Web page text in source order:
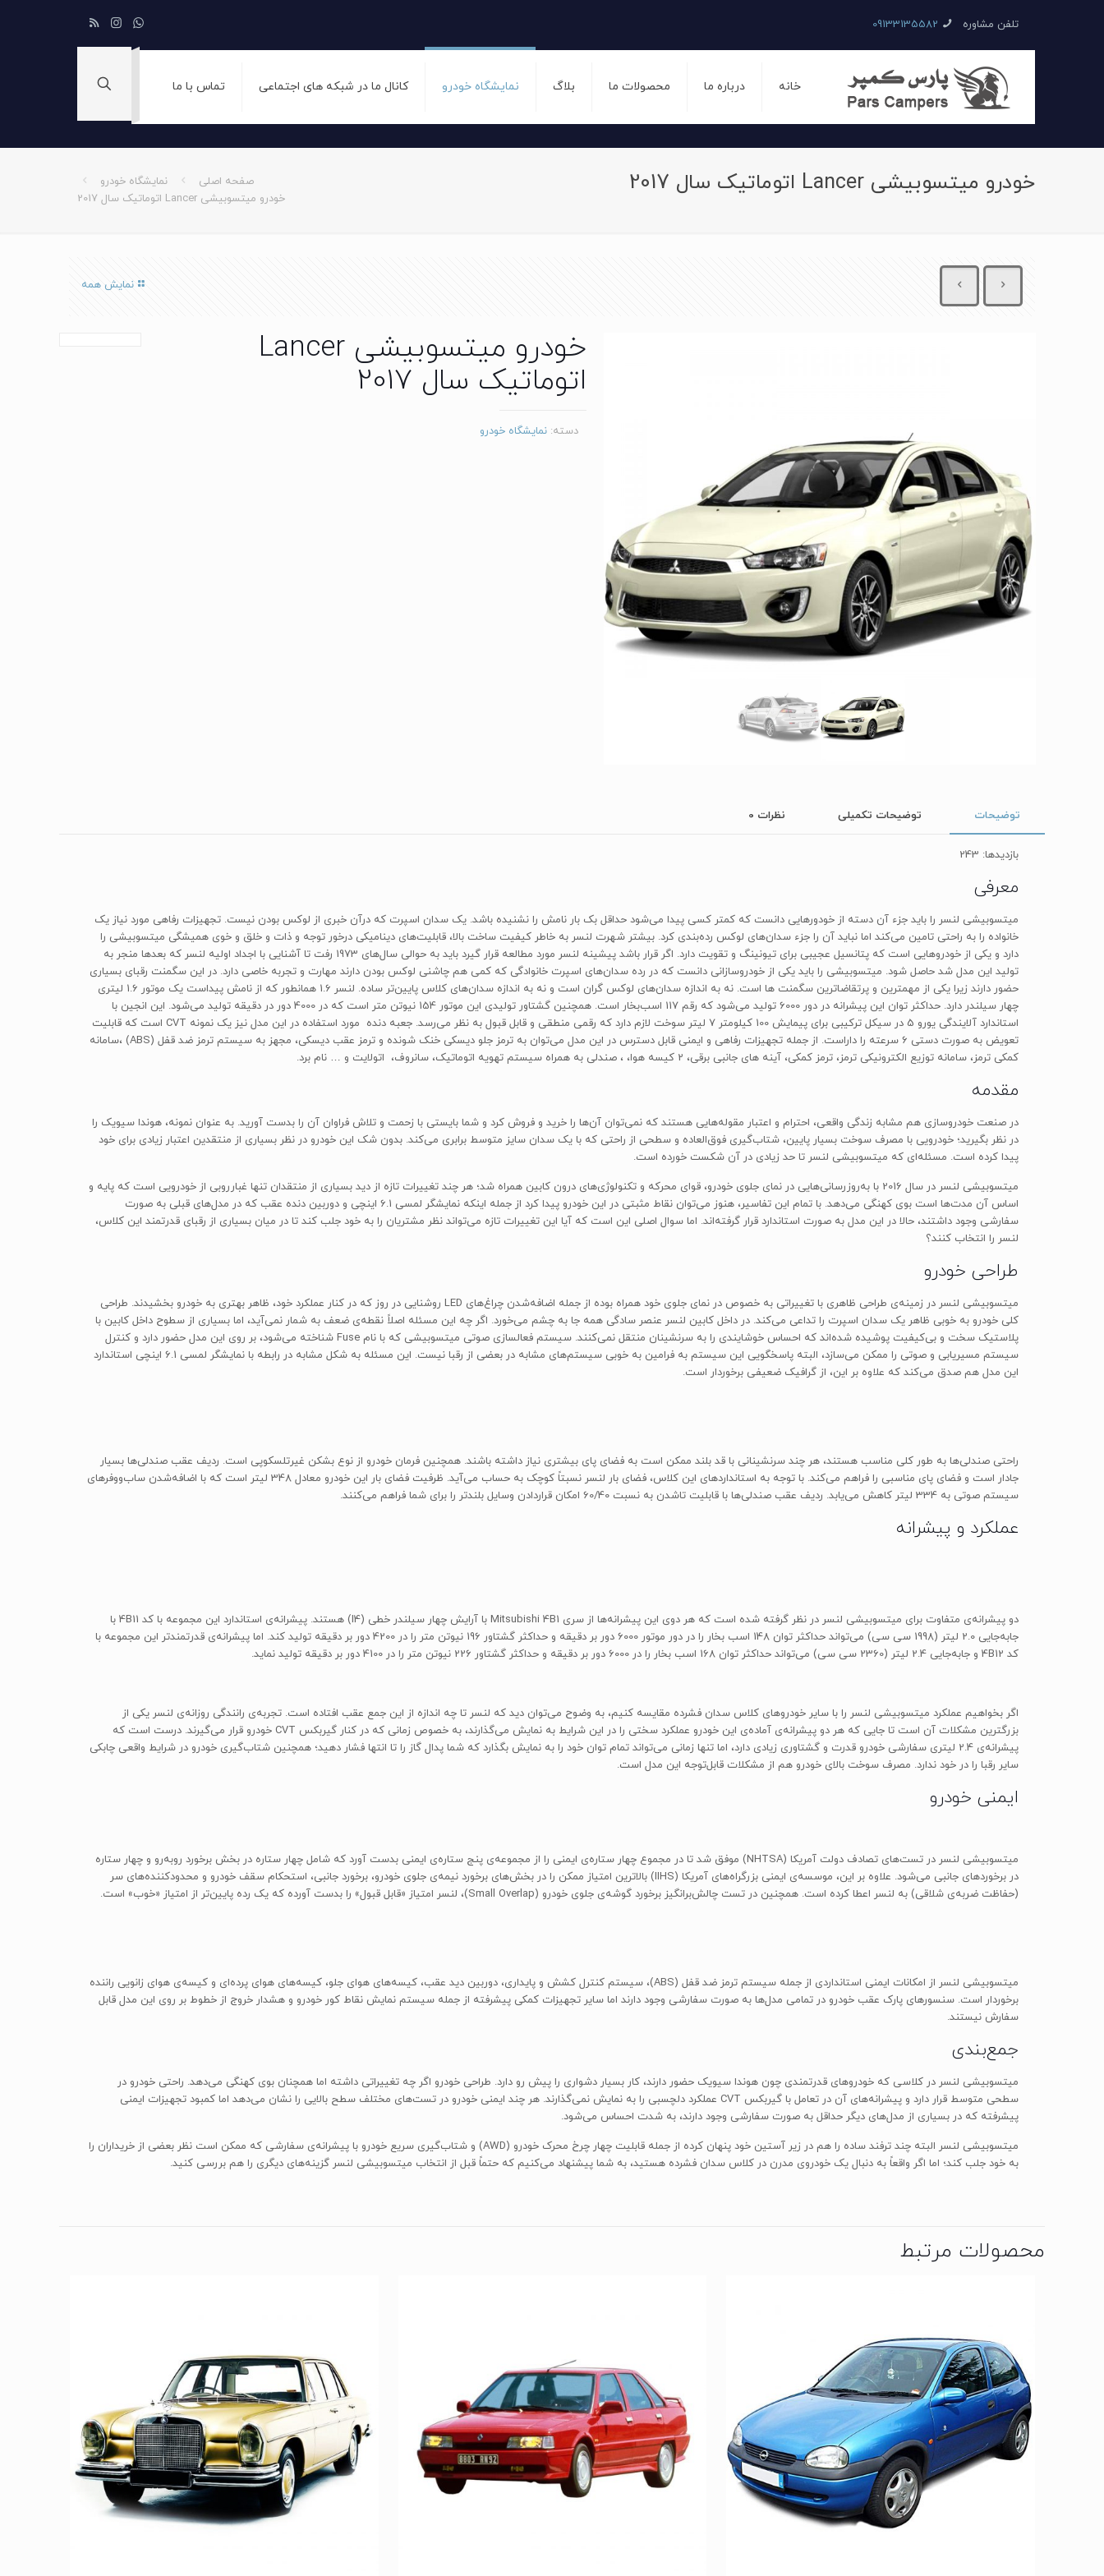
تلفن مشاوره 09133135582
خانه درباره ما محصولات ما بلاگ نمایشگاه خودرو کانال ما در شبکه های اجتماعی تماس با ما
خودرو میتسوبیشی Lancer اتوماتیک سال 2017 صفحه اصلی
نمایشگاه خودرو
خودرو میتسوبیشی Lancer اتوماتیک سال 2017
نمایش همه
خودرو میتسوبیشی Lancer
اتوماتیک سال 2017
دسته:نمایشگاه خودرو
توضیحات توضیحات تکمیلی نظرات 0
بازدیدها: 243
معرفی
میتسوبیشی لنسر را باید جزء آن دسته از خودورهایی دانست که کمتر کسی پیدا می‌شود حداقل بک بار نامش را نشنیده باشد. یک سدان اسپرت که درآن خبری از لوکس بودن نیست. تجهیزات رفاهی مورد نیاز یک
خانواده را به راحتی تامین می‌کند اما نباید آن را جزء سدان‌های لوکس رده‌بندی کرد. بیشتر شهرت لنسر به خاطر کیفیت ساخت بالا، قابلیت‌های دینامیکی درخور توجه و ذات و خلق و خوی همیشگی میتسوبیشی را
دارد و یکی از خودروهایی است که پتانسیل عجیبی برای تیونینگ و تقویت دارد. اگر قرار باشد پیشینه لنسر مورد مطالعه قرار گیرد باید به حوالی سال‌های 1973 رفت تا آشنایی با اجداد اولیه لنسر که بعدها منجر به
تولید این مدل شد حاصل شود. میتسوبیشی را باید یکی از خودروسازانی دانست که در رده سدان‌های اسپرت خانوادگی که کمی هم چاشنی لوکس بودن دارند مهارت و تجربه خاصی دارد. در این سگمنت رقبای بسیاری
حضور دارند زیرا یکی از مهمترین و پرتقاضاترین سگمنت ها است. نه به اندازه سدان‌های لوکس گران است و نه به اندازه سدان‌های کلاس پایین‌تر ساده. لنسر 1.6 همانطور که از نامش پیداست یک موتور 1.6 لیتری
چهار سیلندر دارد. حداکثر توان این پیشرانه در دور 6000 تولید می‌شود که رقم 117 اسب‌بخار است. همچنین گشتاور تولیدی این موتور 154 نیوتن متر است که در 4000 دور در دقیقه تولید می‌شود. این انجین با
استاندارد آلایندگی یورو 5 در سیکل ترکیبی برای پیمایش 100 کیلومتر 7 لیتر سوخت لازم دارد که رقمی منطقی و قابل قبول به نظر می‌رسد. جعبه دنده مورد استفاده در این مدل نیز یک نمونه CVT است که قابلیت
تعویض به صورت دستی 6 سرعته را داراست. از جمله تجهیزات رفاهی و ایمنی قابل دسترس در این مدل می‌توان به ترمز جلو دیسکی خنک شونده و ترمز عقب دیسکی، مجهز به سیستم ترمز ضد قفل (ABS) ،سامانه
کمکی ترمز، سامانه توزیع الکترونیکی ترمز، ترمز کمکی، آینه‌ های جانبی برقی، 2 کیسه هوا، ، صندلی به همراه سیستم تهویه اتوماتیک، سانروف، اتولایت و … نام برد.
مقدمه
در صنعت خودروسازی هم مشابه زندگی واقعی، احترام و اعتبار مقوله‌هایی هستند که نمی‌توان آن‌ها را خرید و فروش کرد و شما بایستی با زحمت و تلاش فراوان آن را بدست آورید. به عنوان نمونه، هوندا سیویک را
در نظر بگیرید؛ خودرویی با مصرف سوخت بسیار پایین، شتاب‌گیری فوق‌العاده و سطحی از راحتی که با یک سدان سایز متوسط برابری می‌کند. بدون شک این خودرو در نظر بسیاری از منتقدین اعتبار زیادی برای خود
پیدا کرده است. مسئله‌ای که میتسوبیشی لنسر تا حد زیادی در آن شکست خورده است.
میتسوبیشی لنسر در سال 2016 با به‌روزرسانی‌هایی در نمای جلوی خودرو، قوای محرکه و تکنولوژی‌های درون کابین همراه شد؛ هر چند تغییرات تازه از دید بسیاری از منتقدان تنها غبارروبی از خودرویی است که پایه و
اساس آن مدت‌ها است بوی کهنگی می‌دهد. با تمام این تفاسیر، هنوز می‌توان نقاط مثبتی در این خودرو پیدا کرد از جمله اینکه نمایشگر لمسی 6.1 اینچی و دوربین دنده عقب که در مدل‌های قبلی به صورت
سفارشی وجود داشتند، حالا در این مدل به صورت استاندارد قرار گرفته‌اند. اما سوال اصلی این است که آیا این تغییرات تازه می‌تواند نظر مشتریان را به خود جلب کند تا در میان بسیاری از رقبای قدرتمند این کلاس،
لنسر را انتخاب کنند؟
طراحی خودرو
میتسوبیشی لنسر در زمینه‌ی طراحی ظاهری با تغییراتی به خصوص در نمای جلوی خود همراه بوده از جمله اضافه‌شدن چراغ‌های LED روشنایی در روز که در کنار عملکرد خود، ظاهر بهتری به خودرو بخشیدند. طراحی
کلی خودرو به خوبی ظاهر یک سدان اسپرت را تداعی می‌کند. در داخل کابین لنسر عنصر سادگی همه جا به چشم می‌خورد. اگر چه این مسئله اصلاً نقطه‌ی ضعف به شمار نمی‌آید، اما بسیاری از سطوح داخل کابین با
پلاستیک سخت و بی‌کیفیت پوشیده شده‌اند که احساس خوشایندی را به سرنشینان منتقل نمی‌کنند. سیستم فعالسازی صوتی میتسوبیشی که با نام Fuse شناخته می‌شود، بر روی این مدل حضور دارد و کنترل
سیستم مسیریابی و صوتی را ممکن می‌سازد، البته پاسخگویی این سیستم به فرامین به خوبی سیستم‌های مشابه در بعضی از رقبا نیست. این مسئله به شکل مشابه در رابطه با نمایشگر لمسی 6.1 اینچی استاندارد
این مدل هم صدق می‌کند که علاوه بر این، از گرافیک ضعیفی برخوردار است.
راحتی صندلی‌ها به طور کلی مناسب هستند، هر چند سرنشینانی با قد بلند ممکن است به فضای پای بیشتری نیاز داشته باشند. همچنین فرمان خودرو از نوع بشکن غیرتلسکوپی است. ردیف عقب صندلی‌ها بسیار
جادار است و فضای پای مناسبی را فراهم می‌کند. با توجه به استانداردهای این کلاس، فضای بار لنسر نسبتاً کوچک به حساب می‌آید. ظرفیت فضای بار این خودرو معادل 348 لیتر است که با اضافه‌شدن ساب‌ووفرهای
سیستم صوتی به 334 لیتر کاهش می‌یابد. ردیف عقب صندلی‌ها با قابلیت تاشدن به نسبت 60/40 امکان قراردادن وسایل بلندتر را برای شما فراهم می‌کنند.
عملکرد و پیشرانه
دو پیشرانه‌ی متفاوت برای میتسوبیشی لنسر در نظر گرفته شده است که هر دوی این پیشرانه‌ها از سری Mitsubishi 4B1 با آرایش چهار سیلندر خطی (I4) هستند. پیشرانه‌ی استاندارد این مجموعه با کد 4B11 با
جابه‌جایی 2.0 لیتر (1998 سی سی) می‌تواند حداکثر توان 148 اسب بخار را در دور موتور 6000 دور بر دقیقه و حداکثر گشتاور 196 نیوتن متر را در 4200 دور بر دقیقه تولید کند. اما پیشرانه‌ی قدرتمندتر این مجموعه با
کد 4B12 و جابه‌جایی 2.4 لیتر (2360 سی سی) می‌تواند حداکثر توان 168 اسب بخار را در 6000 دور بر دقیقه و حداکثر گشتاور 226 نیوتن متر را در 4100 دور بر دقیقه تولید نماید.
اگر بخواهیم عملکرد میتسوبیشی لنسر را با سایر خودروهای کلاس سدان فشرده مقایسه کنیم، به وضوح می‌توان دید که لنسر تا چه اندازه از این جمع عقب افتاده است. تجربه‌ی رانندگی روزانه‌ی لنسر یکی از
بزرگترین مشکلات آن است تا جایی که هر دو پیشرانه‌ی آماده‌ی این خودرو عملکرد سختی را در این شرایط به نمایش می‌گذارند، به خصوص زمانی که در کنار گیربکس CVT خودرو قرار می‌گیرند. درست است که
پیشرانه‌ی 2.4 لیتری سفارشی خودرو قدرت و گشتاوری زیادی دارد، اما تنها زمانی می‌تواند تمام توان خود را به نمایش بگذارد که شما پدال گاز را تا انتها فشار دهید؛ همچنین شتاب‌گیری خودرو در شرایط واقعی چابکی
سایر رقبا را در خود ندارد. مصرف سوخت بالای خودرو هم از مشکلات قابل‌توجه این مدل است.
ایمنی خودرو
میتسوبیشی لنسر در تست‌های تصادف دولت آمریکا (NHTSA) موفق شد تا در مجموع چهار ستاره‌ی ایمنی را از مجموعه‌ی پنج ستاره‌ی ایمنی بدست آورد که شامل چهار ستاره در بخش برخورد روبه‌رو و چهار ستاره
در برخوردهای جانبی می‌شود. علاوه بر این، موسسه‌ی ایمنی بزرگراه‌های آمریکا (IIHS) بالاترین امتیاز ممکن را در بخش‌های برخورد نیمه‌ی جلوی خودرو، برخورد جانبی، استحکام سقف خودرو و محدودکننده‌های سر
(حفاظت ضربه‌ی شلاقی) به لنسر اعطا کرده است. همچنین در تست چالش‌برانگیز برخورد گوشه‌ی جلوی خودرو (Small Overlap)، لنسر امتیاز «قابل قبول» را بدست آورده که یک رده پایین‌تر از امتیاز «خوب» است.
میتسوبیشی لنسر از امکانات ایمنی استانداردی از جمله سیستم ترمز ضد قفل (ABS)، سیستم کنترل کشش و پایداری، دوربین دید عقب، کیسه‌های هوای جلو، کیسه‌های هوای پرده‌ای و کیسه‌ی هوای زانویی راننده
برخوردار است. سنسورهای پارک عقب خودرو در تمامی مدل‌ها به صورت سفارشی وجود دارند اما سایر تجهیزات کمکی پیشرفته از جمله سیستم نمایش نقاط کور خودرو و هشدار خروج از خطوط بر روی این مدل قابل
سفارش نیستند.
جمع‌بندی
میتسوبیشی لنسر در کلاسی که خودروهای قدرتمندی چون هوندا سیویک حضور دارند، کار بسیار دشواری را پیش رو دارد. طراحی خودرو اگر چه تغییراتی داشته اما همچنان بوی کهنگی می‌دهد. راحتی خودرو در
سطحی متوسط قرار دارد و پیشرانه‌های آن در تعامل با گیربکس CVT عملکرد دلچسبی را به نمایش نمی‌گذارند. هر چند ایمنی خودرو در تست‌های مختلف سطح بالایی را نشان می‌دهد اما کمبود تجهیزات ایمنی
پیشرفته که در بسیاری از مدل‌های دیگر حداقل به صورت سفارشی وجود دارند، به شدت احساس می‌شود.
میتسوبیشی لنسر البته چند ترفند ساده را هم در زیر آستین خود پنهان کرده از جمله قابلیت چهار چرخ محرک خودرو (AWD) و شتاب‌گیری سریع خودرو با پیشرانه‌ی سفارشی که ممکن است نظر بعضی از خریداران را
به خود جلب کند؛ اما اگر واقعاً به دنبال یک خودروی مدرن در کلاس سدان فشرده هستید، به شما پیشنهاد می‌کنیم که حتماً قبل از انتخاب میتسوبیشی لنسر گزینه‌های دیگری را هم بررسی کنید.
محصولات مرتبط